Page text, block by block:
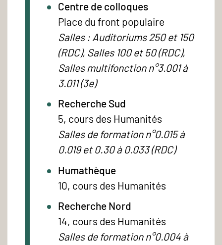
Centre de colloques
Place du front populaire
Salles : Auditoriums 250 et 150
(RDC), Salles 100 et 50 (RDC),
Salles multifonction n°3.001 à
3.011 (3e)
Recherche Sud
5, cours des Humanités
Salles de formation n°0.015 à
0.019 et 0.30 à 0.033 (RDC)
Humathèque
10, cours des Humanités
Recherche Nord
14, cours des Humanités
Salles de formation n°0.004 à